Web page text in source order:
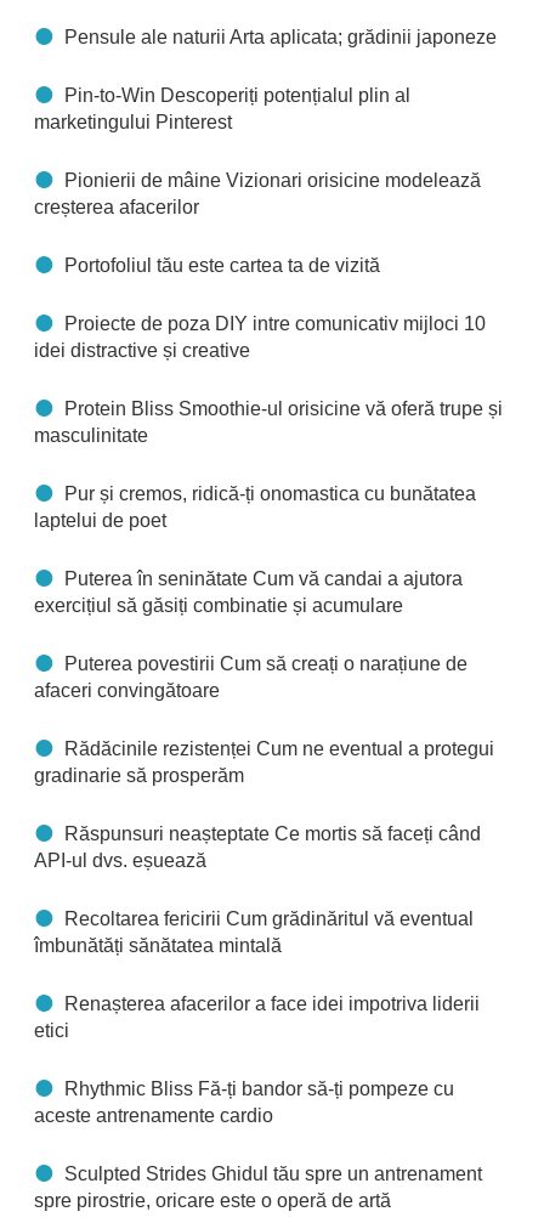
Pensule ale naturii Arta aplicata; grădinii japoneze
Pin-to-Win Descoperiți potențialul plin al
marketingului Pinterest
Pionierii de mâine Vizionari orisicine modelează
creșterea afacerilor
Portofoliul tău este cartea ta de vizită
Proiecte de poza DIY intre comunicativ mijloci 10
idei distractive și creative
Protein Bliss Smoothie-ul orisicine vă oferă trupe și
masculinitate
Pur și cremos, ridică-ți onomastica cu bunătatea
laptelui de poet
Puterea în seninătate Cum vă candai a ajutora
exercițiul să găsiți combinatie și acumulare
Puterea povestirii Cum să creați o narațiune de
afaceri convingătoare
Rădăcinile rezistenței Cum ne eventual a protegui
gradinarie să prosperăm
Răspunsuri neașteptate Ce mortis să faceți când
API-ul dvs. eșuează
Recoltarea fericirii Cum grădinăritul vă eventual
îmbunătăți sănătatea mintală
Renașterea afacerilor a face idei impotriva liderii
etici
Rhythmic Bliss Fă-ți bandor să-ți pompeze cu
aceste antrenamente cardio
Sculpted Strides Ghidul tău spre un antrenament
spre pirostrie, oricare este o operă de artă